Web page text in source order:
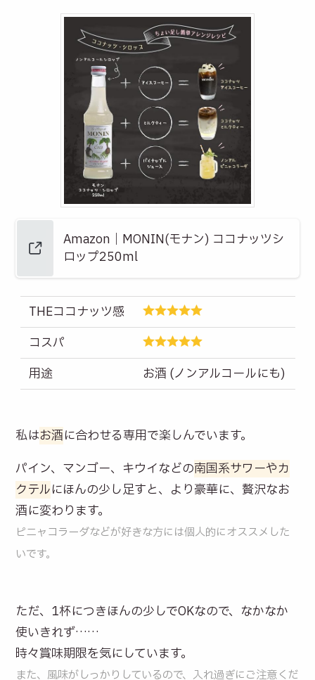
Amazon｜MONIN(モナン) ココナッツシ
ロップ250ml
THEココナッツ感
コスパ
用途
お酒 (ノンアルコールにも)
私はお酒に合わせる専用で楽しんでいます。
パイン、マンゴー、キウイなどの南国系サワーやカ
クテルにほんの少し足すと、より豪華に、贅沢なお
酒に変わります。
ピニャコラーダなどが好きな方には個人的にオススメした
いです。
ただ、1杯につきほんの少しでOKなので、なかなか
使いきれず……
時々賞味期限を気にしています。
また、風味がしっかりしているので、入れ過ぎにご注意くだ